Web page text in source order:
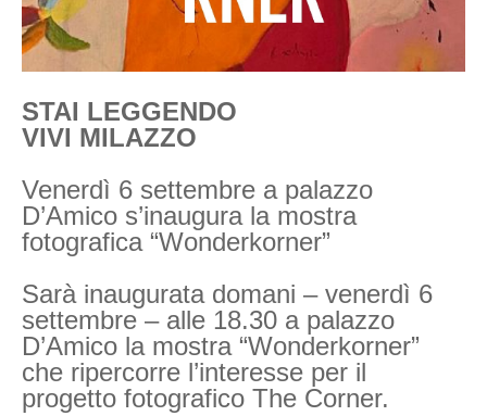
STAI LEGGENDO
VIVI MILAZZO
Venerdì 6 settembre a palazzo
D’Amico s’inaugura la mostra
fotografica “Wonderkorner”
Sarà inaugurata domani – venerdì 6
settembre – alle 18.30 a palazzo
D’Amico la mostra “Wonderkorner”
che ripercorre l’interesse per il
progetto fotografico The Corner.